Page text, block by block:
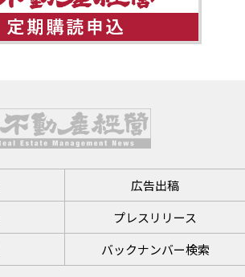
広告出稿
プレスリリース
バックナンバー検索